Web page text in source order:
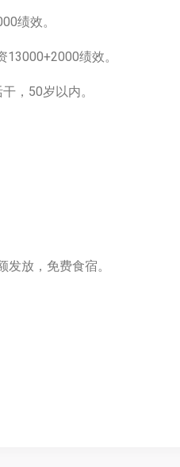
绩效。
绩效。
，50岁以内。
放，免费食宿。